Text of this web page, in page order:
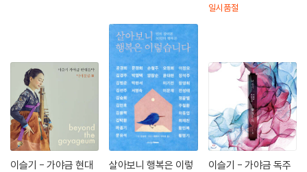
일시품절
이슬기 - 가야금 현대
살아보니 행복은 이렇
이슬기 - 가야금 독주